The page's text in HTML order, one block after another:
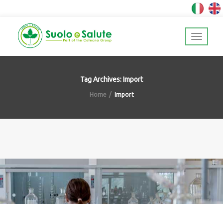
Tag Archives: Import
Home Import